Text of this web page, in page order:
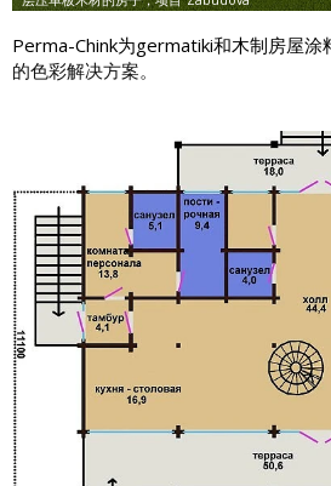
Perma-Chink为germatiki和木制房屋涂
的色彩解决方案。